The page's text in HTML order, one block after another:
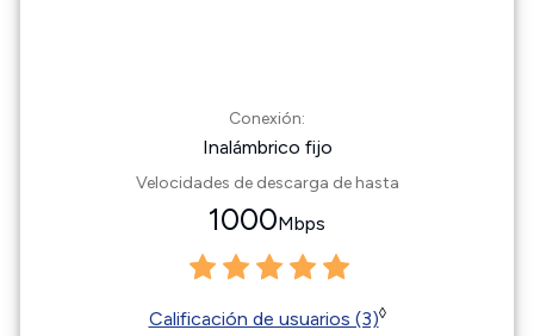
Conexión:
Inalámbrico fijo
Velocidades de descarga de hasta
1000Mbps
Calificación de usuarios (3)◊